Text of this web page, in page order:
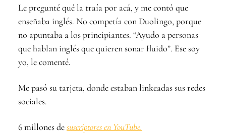
Le pregunté qué la traía por acá, y me contó que
enseñaba inglés. No competía con Duolingo, porque
no apuntaba a los principiantes. “Ayudo a personas
que hablan inglés que quieren sonar fluido”. Ese soy
yo, le comenté.
Me pasó su tarjeta, donde estaban linkeadas sus redes
sociales.
6 millones desuscriptores en YouTube.